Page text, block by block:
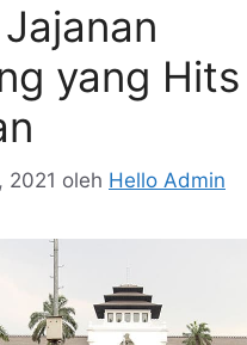
yang
2021 oleh Hello Admin